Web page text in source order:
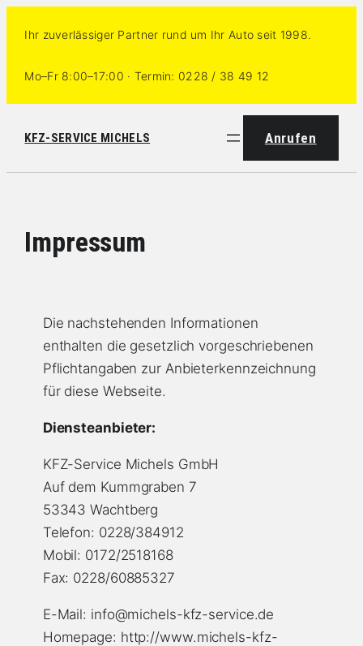
InhaltIhr zuverlässiger Partner rund um Ihr Auto seit 1998.
Mo–Fr 8:00–17:00 · Termin: 0228 / 38 49 12
KFZ-SERVICE MICHELS Anrufen
Impressum
Die nachstehenden Informationen
enthalten die gesetzlich vorgeschriebenen
Pflichtangaben zur Anbieterkennzeichnung
für diese Webseite.
Diensteanbieter:
KFZ-Service Michels GmbH
Auf dem Kummgraben 7
53343 Wachtberg
Telefon: 0228/384912
Mobil: 0172/2518168
Fax: 0228/60885327
E-Mail: info@michels-kfz-service.de
Homepage: http://www.michels-kfz-